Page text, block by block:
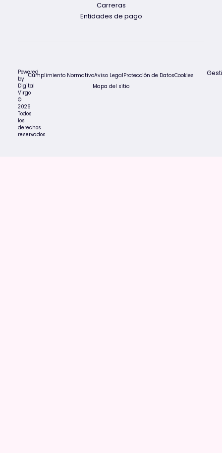
Carreras
Entidades de pago
Powered
by
Digital
Virgo
©
2026
Todos
los
derechos
reservados
Cumplimiento NormativoAviso LegalProtección de DatosCookies
Mapa del sitio